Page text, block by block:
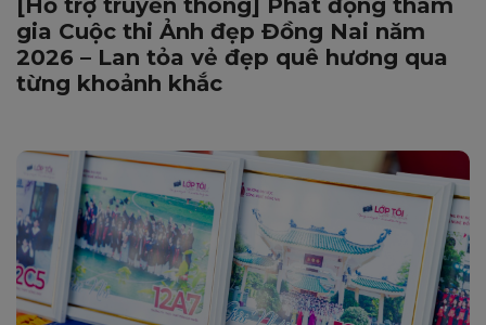
[Hỗ trợ truyền thông] Phát động tham
gia Cuộc thi Ảnh đẹp Đồng Nai năm
2026 – Lan tỏa vẻ đẹp quê hương qua
từng khoảnh khắc